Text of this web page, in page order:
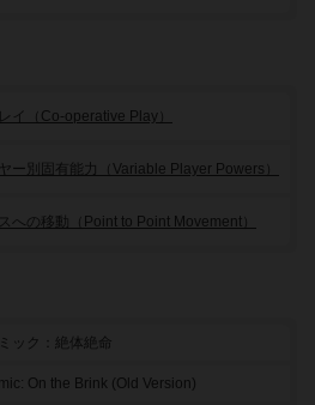
イ（Co-operative Play）
ー別固有能力（Variable Player Powers）
スへの移動（Point to Point Movement）
ック：絶体絶命
On the Brink (Old Version)